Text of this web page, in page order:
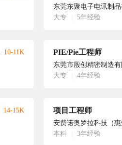
东莞东聚电子电讯制
大专
5年经验
10-11K PIE/Pie工程师
东莞市殷创精密制造
大专
4年经验
14-15K 项目工程师
安费诺奥罗拉科技（
本科
3年经验